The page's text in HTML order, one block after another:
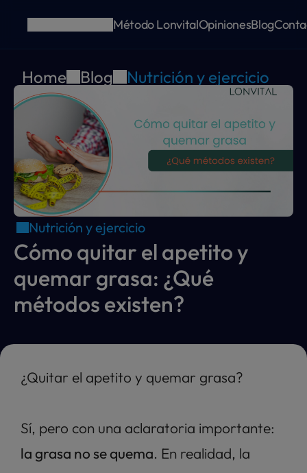
Método LonvitalOpinionesBlog
Home Blog Nutrición y ejercicio
Nutrición y ejercicio
Cómo quitar el apetito y
quemar grasa: ¿Qué
métodos existen?
¿Quitar el apetito y quemar grasa?
la grasa no se quema. En realidad, la